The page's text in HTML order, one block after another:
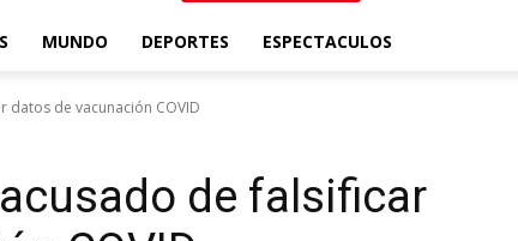
MUNDO DEPORTES ESPECTACULOS
datos de vacunación COVID
de falsificar